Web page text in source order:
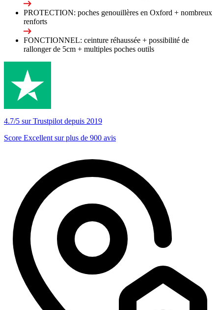
PROTECTION: poches genouillères en Oxford + nombreux
renforts
FONCTIONNEL: ceinture réhaussée + possibilité de
rallonger de 5cm + multiples poches outils
4.7/5 sur Trustpilot depuis 2019
Score Excellent sur plus de 900 avis